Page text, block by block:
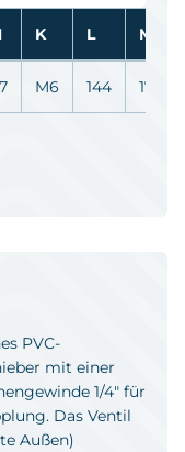
PVC-
mit einer
1/4" für
Das Ventil
Außen)
K L M
M6 144 17